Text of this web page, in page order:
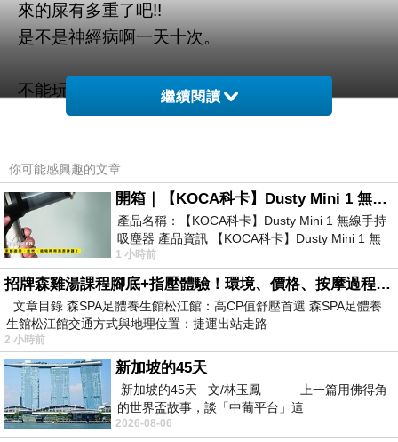
來的屎有多重了吧!!
是不是神經病啊一天十次。
不能玩facebook的話就寫網誌好了，
最近感到賤賤沒有朋友惹哭哭。
繼續閱讀
你可能感興趣的文章
開箱｜【KOCA科卡】Dusty Mini 1 無線手持吸塵器
產品名稱：【KOCA科卡】Dusty Mini 1 無線手持
吸塵器 產品資訊 【KOCA科卡】Dusty Mini 1 無
線手持吸塵器評語： 能吸、能吹兼具兩
1 小時前
招牌森雞湯課程腳底+指壓體驗！環境、價格、按摩過程全紀錄，森SPA足體養生館松江館最新價格表
文章目錄 森SPA足體養生館松江館：高CP值舒壓首選 森SPA足體養
生館松江館交通方式與地理位置：捷運出站走路
2 小時前
新加坡的45天
新加坡的45天 文/林玉鳳 上一篇用佛得角
的世界盃故事，談「中葡平台」這
2026-08-06